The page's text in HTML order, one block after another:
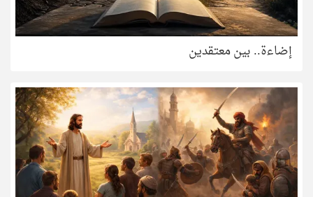
إضاءة.. بين معتقدين